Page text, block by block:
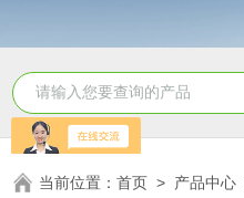
当前位置：首页 > 产品中心